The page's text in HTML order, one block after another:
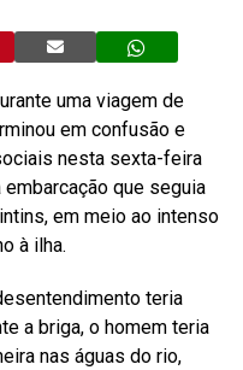
uma viagem de
em confusão e
nesta sexta-feira
que seguia
em meio ao intenso
à ilha.
teria
a briga, o homem teria
nas águas do rio,